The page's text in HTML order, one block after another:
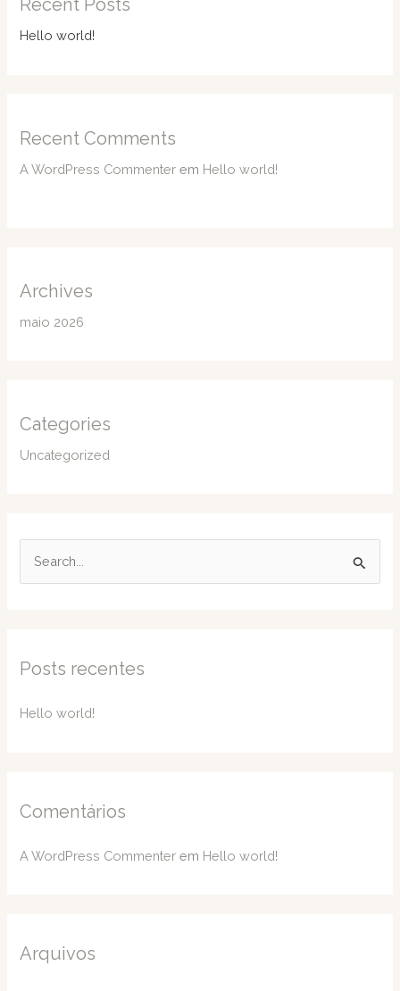
Recent Posts
Hello world!
Recent Comments
A WordPress Commenter em Hello world!
Archives
maio 2026
Categories
Uncategorized
s
o
:
Posts recentes
Hello world!
Comentários
A WordPress Commenter em Hello world!
Arquivos